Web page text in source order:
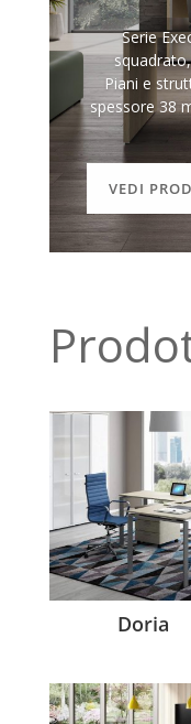
Serie
Piani e
spessore 38
VEDI
Doria